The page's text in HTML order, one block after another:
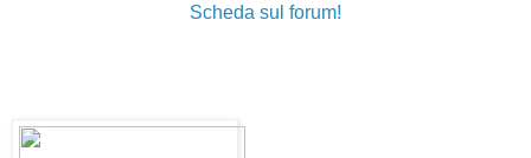
Scheda sul forum!